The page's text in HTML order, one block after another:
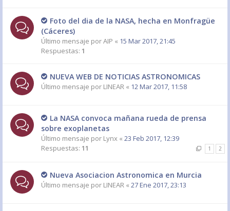
Foto del dia de la NASA, hecha en Monfragüe
(Cáceres)
Último mensaje porAIP « 15 Mar 2017, 21:45
Respuestas: 1
NUEVA WEB DE NOTICIAS ASTRONOMICAS
Último mensaje por LINEAR « 12 Mar 2017, 11:58
La NASA convoca mañana rueda de prensa
sobre exoplanetas
Último mensaje por Lynx « 23 Feb 2017, 12:39
Respuestas: 11 1 2
Nueva Asociacion Astronomica en Murcia
Último mensaje por LINEAR « 27 Ene 2017, 23:13